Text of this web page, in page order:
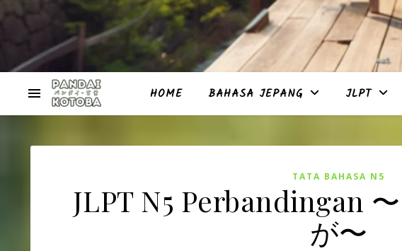
HOME BAHASA JEPANG JLPT
TATA BAHASA N5
JLPT N5 Perbandingan
が〜